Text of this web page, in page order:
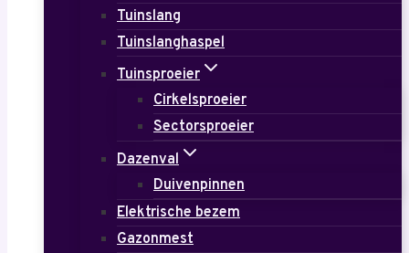
Tuinslang
Tuinslanghaspel
Tuinsproeier
Cirkelsproeier
Sectorsproeier
Dazenval
Duivenpinnen
Elektrische bezem
Gazonmest